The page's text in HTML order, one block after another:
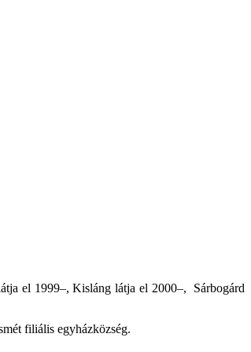
el 1999–, Kisláng látja el 2000–, Sárbogárd
filiális egyházközség.